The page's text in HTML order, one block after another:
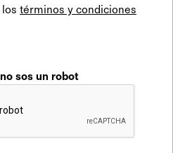
términos y condiciones
sos un robot